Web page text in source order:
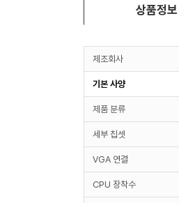
상품정보
제조회사
기본 사양
제품 분류
세부 칩셋
VGA 연결
CPU 장착수